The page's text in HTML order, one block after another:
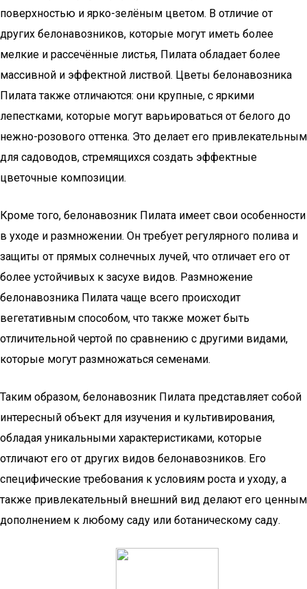
поверхностью и ярко-зелёным цветом. В отличие от
других белонавозников, которые могут иметь более
мелкие и рассечённые листья, Пилата обладает более
массивной и эффектной листвой. Цветы белонавозника
Пилата также отличаются: они крупные, с яркими
лепестками, которые могут варьироваться от белого до
нежно-розового оттенка. Это делает его привлекательным
для садоводов, стремящихся создать эффектные
цветочные композиции.
Кроме того, белонавозник Пилата имеет свои особенности
в уходе и размножении. Он требует регулярного полива и
защиты от прямых солнечных лучей, что отличает его от
более устойчивых к засухе видов. Размножение
белонавозника Пилата чаще всего происходит
вегетативным способом, что также может быть
отличительной чертой по сравнению с другими видами,
которые могут размножаться семенами.
Таким образом, белонавозник Пилата представляет собой
интересный объект для изучения и культивирования,
обладая уникальными характеристиками, которые
отличают его от других видов белонавозников. Его
специфические требования к условиям роста и уходу, а
также привлекательный внешний вид делают его ценным
дополнением к любому саду или ботаническому саду.